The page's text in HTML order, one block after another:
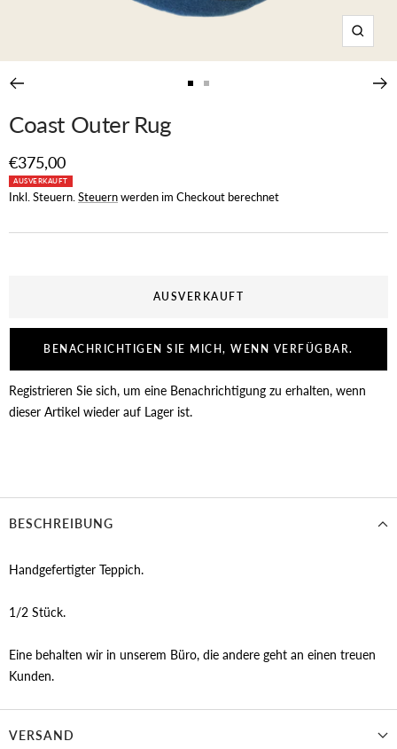
Zoom
Coast Outer Rug
Angebotspreis
€375,00
AUSVERKAUFT
Inkl. Steuern.Steuernwerden im Checkout berechnet
AUSVERKAUFT
BENACHRICHTIGEN SIE MICH, WENN VERFÜGBAR.
Registrieren Sie sich, um eine Benachrichtigung zu erhalten, wenn
dieser Artikel wieder auf Lager ist.
BESCHREIBUNG
Handgefertigter Teppich.
1/2 Stück.
Eine behalten wir in unserem Büro, die andere geht an einen treuen
Kunden.
VERSAND